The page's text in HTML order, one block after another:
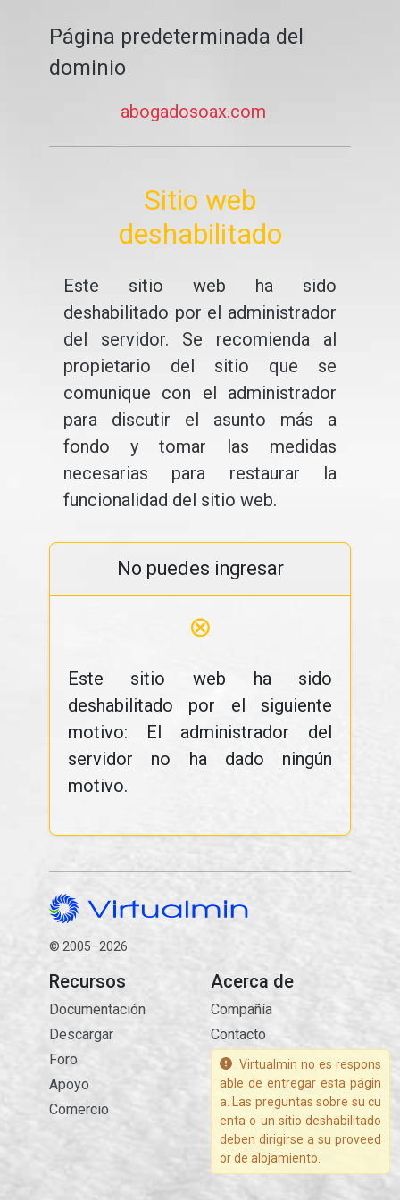
Página predeterminada del
dominio
abogadosoax.com
Sitio web
deshabilitado
Este sitio web ha sido
deshabilitado por el administrador
del servidor. Se recomienda al
propietario del sitio que se
comunique con el administrador
para discutir el asunto más a
fondo y tomar las medidas
necesarias para restaurar la
funcionalidad del sitio web.
No puedes ingresar
⊗
Este sitio web ha sido
deshabilitado por el siguiente
motivo: El administrador del
servidor no ha dado ningún
motivo.
© 2005–2026
Recursos
Documentación
Descargar
Foro
Apoyo
Comercio
Acerca de
Compañía
Contacto
Virtualmin no es respons
able de entregar esta págin
a. Las preguntas sobre su cu
enta o un sitio deshabilitado
deben dirigirse a su proveed
or de alojamiento.